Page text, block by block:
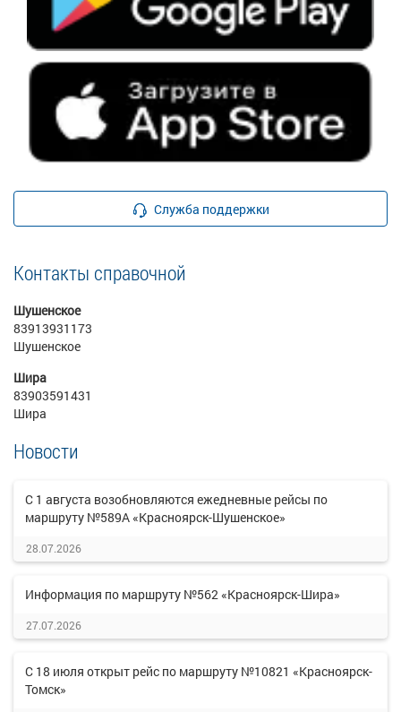
Служба поддержки
Контакты справочной
Шушенское
83913931173
Шушенское
Шира
83903591431
Шира
Новости
С 1 августа возобновляются ежедневные рейсы по
маршруту №589А «Красноярск-Шушенское»
28.07.2026
Информация по маршруту №562 «Красноярск-Шира»
27.07.2026
С 18 июля открыт рейс по маршруту №10821 «Красноярск-
Томск»